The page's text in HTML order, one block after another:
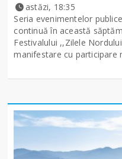
astăzi, 18:35
Seria evenimentelor
continuă în această
Festivalului ,,Zilele
manifestare cu participare